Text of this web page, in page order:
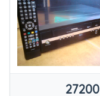
27200